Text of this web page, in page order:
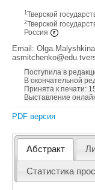
1 Тверской
2Тверской
Россия
Email:
Поступила в
В окончательной
Принята к печати:
Выставление
PDF версия
Абстракт
Статистика